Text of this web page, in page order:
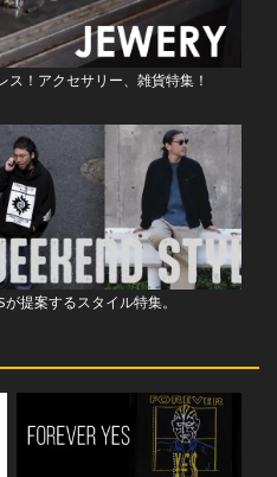
！アクセサリー、雑貨特集！
提案するスタイル特集。